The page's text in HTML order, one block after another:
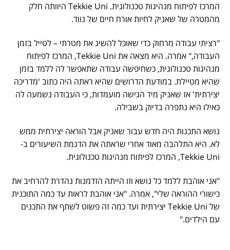
המרכז לפיתוח מנהיגות טכנולוגית. Tekkie Uni היוותה חלק
מהמטרה של שאניק לחיות אורח חיים של נווד.
"רציתי עבודה מרחוק כדי שאוכל להשיג את מטרתי – לטייל בזמן
העבודה," אמרה. היא מצאה את Tekkie Uni, המרכז לפיתוח
מנהיגות טכנולוגית, כשחיפשה עבודה שתאפשר לה ללמד בזמן
שהיא מטיילת. במודעת הדרושים שהיא ראתה היה כתוב 'מדריכה
יצירתית' אז שאניק מיד הגישה מועמדות, כי העבודה נשמעה לה
כאילו היא נתפרה בדיוק בשבילה.
נושא התכנות היה חדש עבור שאניק אבל הוראה יצירתית ממש
לא. היא התלהבה מאוד אחרי שראתה את הדגמת השיעורים ב-
Tekkie Uni, המרכז לפיתוח מנהיגות טכנולוגית.
"אני אוהבת ללמד כל נושא וזו הייתה הזדמנות נהדרת להרחיב את
כישורי ההוראה שלי", אמרה. "אני אוהבת לראות עד כמה התוכנית
של Tekkie Uni יצירתית ועד כמה זה פשוט לשתף את התכנים
עם הילדים."